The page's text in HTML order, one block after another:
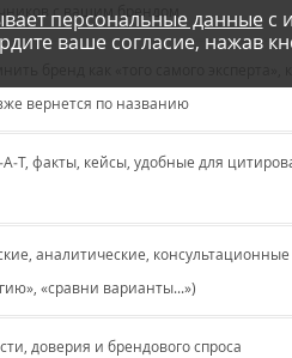
с вашим брендом
вернется по названию
факты, кейсы, удобные для
аналитические, консультационные
«сравни варианты...»)
доверия и брендового спроса
персональные данныес
ваше согласие, нажав